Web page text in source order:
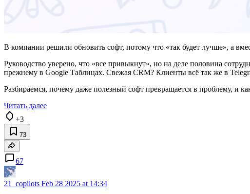
В компании решили обновить софт, потому что «так будет лучше», а
Руководство уверено, что «все привыкнут», но на деле половина
прежнему в Google Таблицах. Свежая CRM? Клиенты всё так же в
Разбираемся, почему даже полезный софт превращается в проблему, и
Читать далее
+3
73
67
21_copilots Feb 28 2025 at 14:34